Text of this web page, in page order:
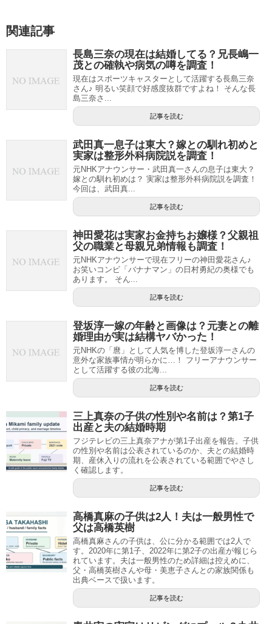
関連記事
長島三奈の現在は結婚してる？兄長嶋一
茂との確執や病気の噂を調査！
現在はスポーツキャスターとして活躍する長島三奈
さん♪ 明るい笑顔で好感度抜群ですよね！ そんな長
島三奈さ...
記事を読む
武田真一息子は東大？嫁との馴れ初めと
実家は整形外科病院説を調査！
元NHKアナウンサー・武田真一さんの息子は東大？
嫁との馴れ初めは？ 実家は整形外科病院説を調査！
今回は、武田真...
記事を読む
神田愛花は実家お金持ちお嬢様？父親祖
父の職業と母親兄弟情報も調査！
元NHKアナウンサーで現在フリーの神田愛花さん♪
お笑いコンビ「バナナマン」の日村勇紀の奥様でも
あります。 そん...
記事を読む
登坂淳一嫁の年齢と画像は？元妻との離
婚理由が実は結構ヤバかった！
元NHKの「麿」として人気を博した登坂淳一さんの
意外な家族事情が明らかに…！ フリーアナウンサー
として活躍する彼の北海...
記事を読む
三上真奈の子供の性別や名前は？第1子
出産と夫の結婚時期
フジテレビの三上真奈アナが第1子出産を報告。子供
の性別や名前は公表されているのか、夫との結婚時
期、産休入りの流れを公表されている範囲でやさし
く確認します。
記事を読む
高橋真麻の子供は2人！夫は一般男性で
父は高橋英樹
高橋真麻さんの子供は、公に分かる範囲では2人で
す。2020年に第1子、2022年に第2子の出産が報じら
れています。夫は一般男性のため詳細は控えめに、
父・高橋英樹さんや母・美恵子さんとの家族関係も
出典ベースで扱います。
記事を読む